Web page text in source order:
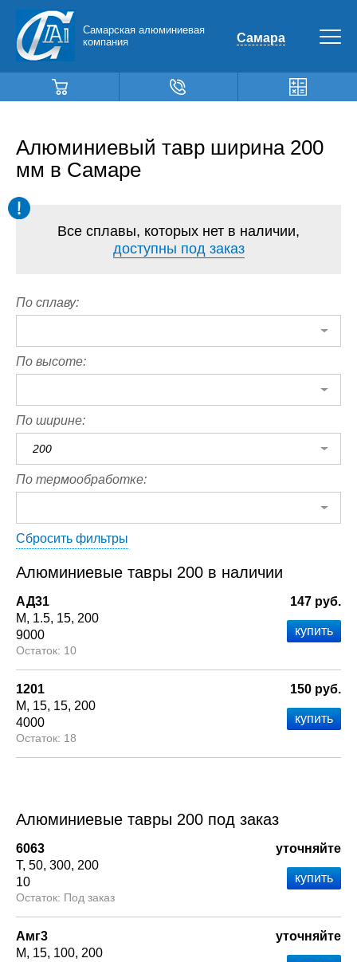
Самарская алюминиевая
компания
Самара
Алюминиевый тавр ширина 200
мм в Самаре
Все сплавы, которых нет в наличии,
доступны под заказ
По сплаву:
По высоте:
По ширине:
200
По термообработке:
Сбросить фильтры
Алюминиевые тавры 200 в наличии
АД31
М
1.5 15 200
9000
10
147 руб.
1201
М
15 15 200
4000
18
150 руб.
Алюминиевые тавры 200 под заказ
6063
Т 50 300 200
10
Под заказ
уточняйте
Амг3
М
15 100 200
уточняйте